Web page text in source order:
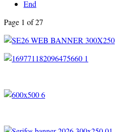
End
Page 1 of 27